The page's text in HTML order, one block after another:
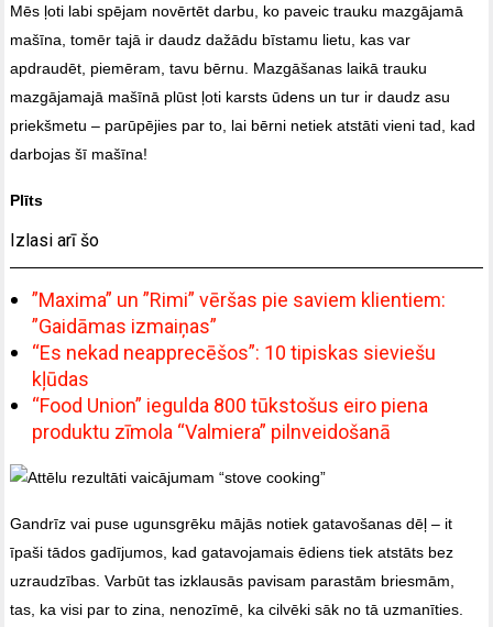
Mēs ļoti labi spējam novērtēt darbu, ko paveic trauku mazgājamā
mašīna, tomēr tajā ir daudz dažādu bīstamu lietu, kas var
apdraudēt, piemēram, tavu bērnu. Mazgāšanas laikā trauku
mazgājamajā mašīnā plūst ļoti karsts ūdens un tur ir daudz asu
priekšmetu – parūpējies par to, lai bērni netiek atstāti vieni tad, kad
darbojas šī mašīna!
Plīts
Izlasi arī šo
”Maxima” un ”Rimi” vēršas pie saviem klientiem:
”Gaidāmas izmaiņas”
“Es nekad neapprecēšos”: 10 tipiskas sieviešu
kļūdas
“Food Union” iegulda 800 tūkstošus eiro piena
produktu zīmola “Valmiera” pilnveidošanā
Gandrīz vai puse ugunsgrēku mājās notiek gatavošanas dēļ – it
īpaši tādos gadījumos, kad gatavojamais ēdiens tiek atstāts bez
uzraudzības. Varbūt tas izklausās pavisam parastām briesmām,
tas, ka visi par to zina, nenozīmē, ka cilvēki sāk no tā uzmanīties.